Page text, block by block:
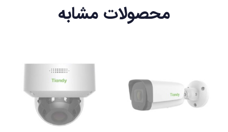
محصولات مشابه